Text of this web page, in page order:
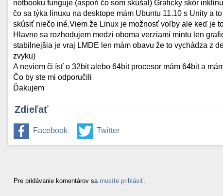
notbooku funguje (aspoň čo som skúšal) Graficky skôr
čo sa týka linuxu na desktope mám Ubuntu 11.10 s Unity a
skúsiť niečo iné.Viem že Linux je možnosť voľby ale keď je
Hlavne sa rozhodujem medzi oboma verziami mintu len
stabilnejšia je vraj LMDE len mám obavu že to vychádza z
zvyku)
A neviem či ísť o 32bit alebo 64bit procesor mám 64bit a
Čo by ste mi odporučili
Ďakujem
Zdieľať
Facebook Twitter
Pre pridávanie komentárov sa musíte prihlásiť